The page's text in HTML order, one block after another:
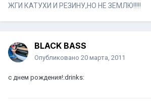
ЖГИ КАТУХИ И РЕЗИНУ,НО НЕ ЗЕМЛЮ!!!!!
BLACK BASS
Опубликовано 20 марта, 2011
c днем рождения!:drinks: